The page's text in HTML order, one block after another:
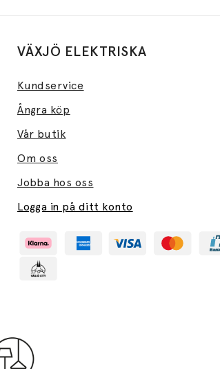
VÄXJÖ ELEKTRISKA
Kundservice
Ångra köp
Vår butik
Om oss
Jobba hos oss
Logga in på ditt konto